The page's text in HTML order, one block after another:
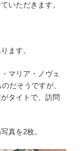
いただきます。
ます。
マリア・ノヴェ
だそうですが、
タイトで、訪問
真を2枚。